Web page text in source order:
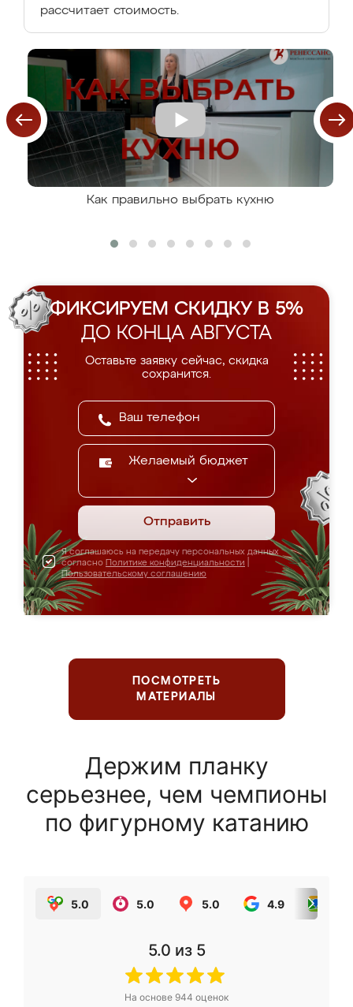
рассчитает стоимость.
Как правильно выбрать кухню
ФИКСИРУЕМ СКИДКУ В 5%
ДО КОНЦА АВГУСТА
Оставьте заявку сейчас, скидка
сохранится.
Желаемый бюджет
Отправить
Я соглашаюсь на передачу персональных данных
согласно Политике конфиденциальности
Пользовательскому соглашению
ПОСМОТРЕТЬ
МАТЕРИАЛЫ
Держим планку
серьезнее, чем чемпионы
по фигурному катанию
5.0 5.0 5.0 4.9
5.0 из 5
На основе 944 оценок